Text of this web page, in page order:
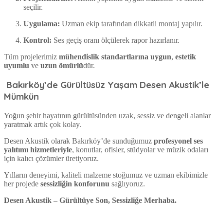
seçilir.
Uygulama: Uzman ekip tarafından dikkatli montaj yapılır.
Kontrol: Ses geçiş oranı ölçülerek rapor hazırlanır.
Tüm projelerimiz mühendislik standartlarına uygun, estetik
uyumlu ve uzun ömürlüdür.
Bakırköy’de Gürültüsüz Yaşam Desen Akustik’le
Mümkün
Yoğun şehir hayatının gürültüsünden uzak, sessiz ve dengeli alanlar
yaratmak artık çok kolay.
Desen Akustik olarak Bakırköy’de sunduğumuz profesyonel ses
yalıtımı hizmetleriyle, konutlar, ofisler, stüdyolar ve müzik odaları
için kalıcı çözümler üretiyoruz.
Yılların deneyimi, kaliteli malzeme stoğumuz ve uzman ekibimizle
her projede sessizliğin konforunu sağlıyoruz.
Desen Akustik – Gürültüye Son, Sessizliğe Merhaba.